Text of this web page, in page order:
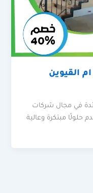
القيوين
في مجال شركات
حلولًا مبتكرة وعالية